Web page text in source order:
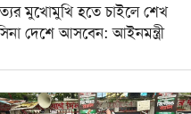
মুখোমুখি হতে চাইলে শেখ
দেশে আসবেন: আইনমন্ত্রী